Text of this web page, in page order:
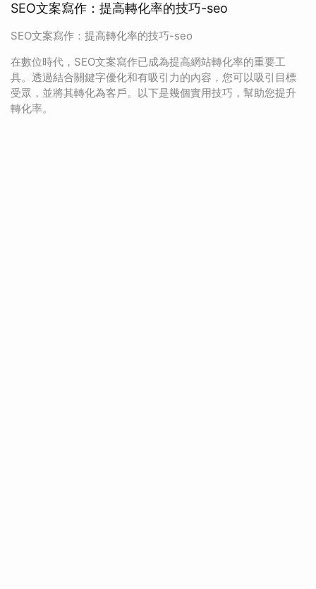
SEO文案寫作：提高轉化率的技巧-seo
SEO文案寫作：提高轉化率的技巧-seo
在數位時代，SEO文案寫作已成為提高網站轉化率的重要工
具。透過結合關鍵字優化和有吸引力的內容，您可以吸引目標
受眾，並將其轉化為客戶。以下是幾個實用技巧，幫助您提升
轉化率。